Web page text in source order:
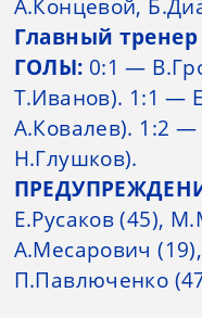
А.Концевой,
Главный тренер
ГОЛЫ: 0:1 —
Т.Иванов). 1:1 —
А.Ковалев). 1:2
Н.Глушков).
Е.Русаков (45),
А.Месарович
П.Павлюченко